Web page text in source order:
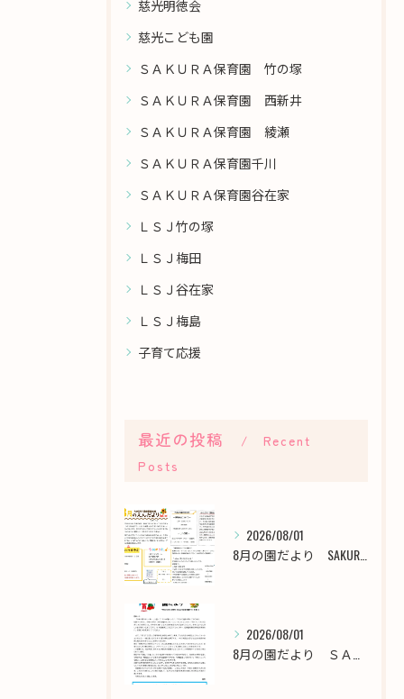
慈光明徳会
慈光こども園
ＳＡＫＵＲＡ保育園 竹の塚
ＳＡＫＵＲＡ保育園 西新井
ＳＡＫＵＲＡ保育園 綾瀬
ＳＡＫＵＲＡ保育園千川
ＳＡＫＵＲＡ保育園谷在家
ＬＳＪ竹の塚
ＬＳＪ梅田
ＬＳＪ谷在家
ＬＳＪ梅島
子育て応援
最近の投稿
Recent
Posts
2026/08/01
8月の園だより SAKURA保育園谷在家
2026/08/01
8月の園だより ＳＡＫＵＲＡ保育園千川